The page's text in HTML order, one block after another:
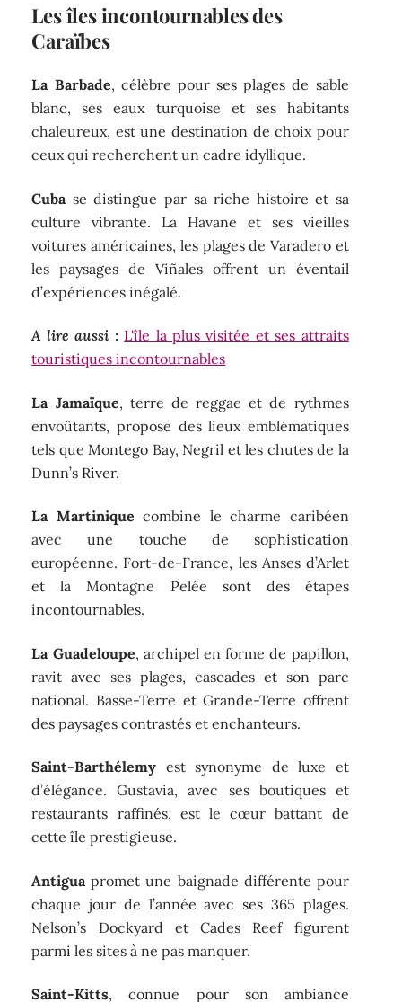
Les îles incontournables des
Caraïbes
La Barbade, célèbre pour ses plages de sable
blanc, ses eaux turquoise et ses habitants
chaleureux, est une destination de choix pour
ceux qui recherchent un cadre idyllique.
Cuba se distingue par sa riche histoire et sa
culture vibrante. La Havane et ses vieilles
voitures américaines, les plages de Varadero et
les paysages de Viñales offrent un éventail
d’expériences inégalé.
A lire aussi : L'île la plus visitée et ses attraits
touristiques incontournables
La Jamaïque, terre de reggae et de rythmes
envoûtants, propose des lieux emblématiques
tels que Montego Bay, Negril et les chutes de la
Dunn’s River.
La Martinique combine le charme caribéen
avec une touche de sophistication
européenne. Fort-de-France, les Anses d’Arlet
et la Montagne Pelée sont des étapes
incontournables.
La Guadeloupe, archipel en forme de papillon,
ravit avec ses plages, cascades et son parc
national. Basse-Terre et Grande-Terre offrent
des paysages contrastés et enchanteurs.
Saint-Barthélemy est synonyme de luxe et
d’élégance. Gustavia, avec ses boutiques et
restaurants raffinés, est le cœur battant de
cette île prestigieuse.
Antigua promet une baignade différente pour
chaque jour de l’année avec ses 365 plages.
Nelson’s Dockyard et Cades Reef figurent
parmi les sites à ne pas manquer.
Saint-Kitts, connue pour son ambiance